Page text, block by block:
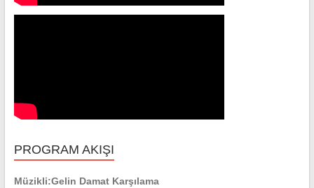
PROGRAM AKIŞI
Müzikli:Gelin Damat Karşılama